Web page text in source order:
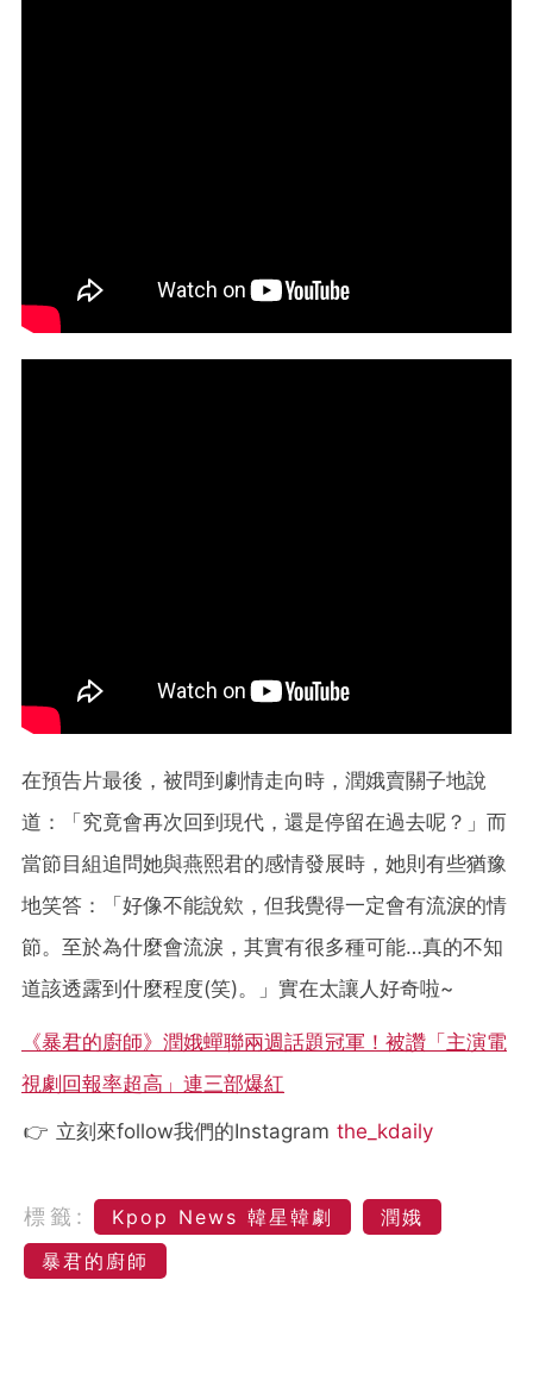
在預告片最後，被問到劇情走向時，潤娥賣關子地說
道：「究竟會再次回到現代，還是停留在過去呢？」而
當節目組追問她與燕熙君的感情發展時，她則有些猶豫
地笑答：「好像不能說欸，但我覺得一定會有流淚的情
節。至於為什麼會流淚，其實有很多種可能…真的不知
道該透露到什麼程度(笑)。」實在太讓人好奇啦~
《暴君的廚師》潤娥蟬聯兩週話題冠軍！被讚「主演電
視劇回報率超高」連三部爆紅
👉 立刻來follow我們的Instagram the_kdaily
標籤: Kpop News 韓星韓劇
潤娥
暴君的廚師